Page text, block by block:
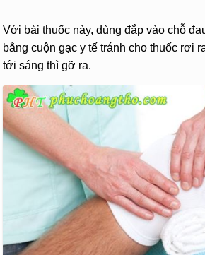
Với bài thuốc này, dùng đắp vào chỗ
bằng cuộn gạc y tế tránh cho thuốc rơi
tới sáng thì gỡ ra.